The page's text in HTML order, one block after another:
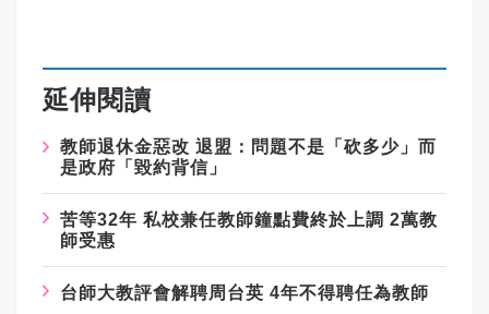
延伸閱讀
教師退休金惡改 退盟：問題不是「砍多少」而
是政府「毀約背信」
苦等32年 私校兼任教師鐘點費終於上調 2萬教
師受惠
台師大教評會解聘周台英 4年不得聘任為教師